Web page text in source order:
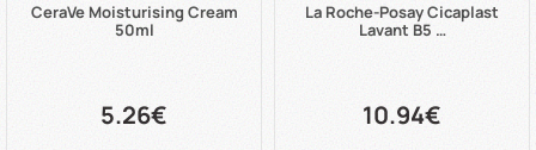
CeraVe Moisturising Cream
50ml
5.26€
La Roche-Posay Cicaplast
Lavant B5 …
10.94€